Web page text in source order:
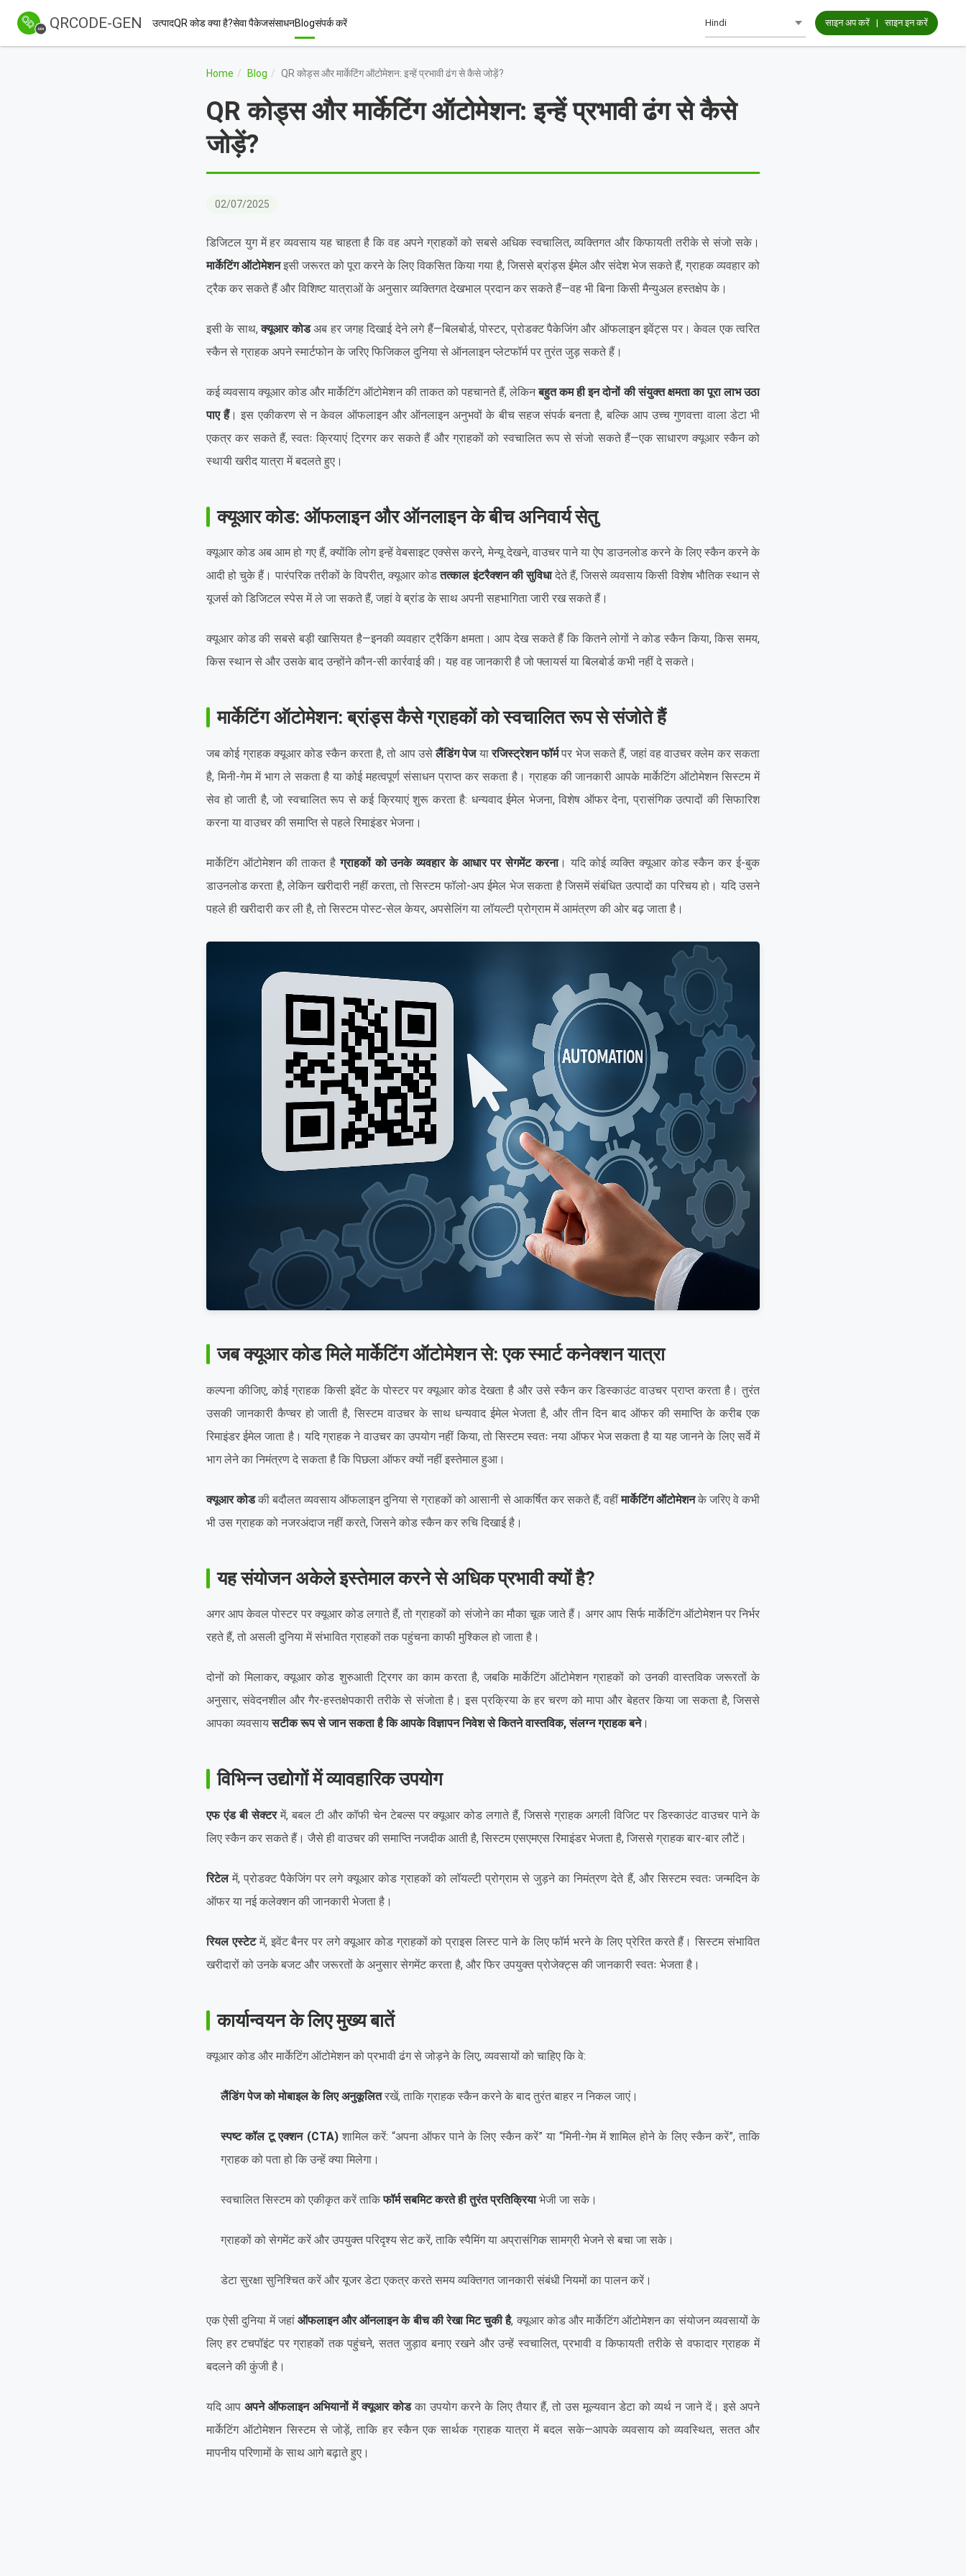
QRCODE-GEN उत्पादQR कोड क्या है?सेवा पैकेजसंसाधनBlogसंपर्क करें साइन अप करें |साइन इन करें
Home Blog QR कोड्स और मार्केटिंग ऑटोमेशन: इन्हें प्रभावी ढंग से कैसे जोड़ें?
QR कोड्स और मार्केटिंग ऑटोमेशन: इन्हें प्रभावी ढंग से कैसे
जोड़ें?
02/07/2025
डिजिटल युग में हर व्यवसाय यह चाहता है कि वह अपने ग्राहकों को सबसे अधिक स्वचालित, व्यक्तिगत और किफायती तरीके से संजो सके।
मार्केटिंग ऑटोमेशनइसी जरूरत को पूरा करने के लिए विकसित किया गया है, जिससे ब्रांड्स ईमेल और संदेश भेज सकते हैं, ग्राहक व्यवहार को
ट्रैक कर सकते हैं और विशिष्ट यात्राओं के अनुसार व्यक्तिगत देखभाल प्रदान कर सकते हैं—वह भी बिना किसी मैन्युअल हस्तक्षेप के।
इसी के साथ,क्यूआर कोडअब हर जगह दिखाई देने लगे हैं—बिलबोर्ड, पोस्टर, प्रोडक्ट पैकेजिंग और ऑफलाइन इवेंट्स पर। केवल एक त्वरित
स्कैन से ग्राहक अपने स्मार्टफोन के जरिए फिजिकल दुनिया से ऑनलाइन प्लेटफॉर्म पर तुरंत जुड़ सकते हैं।
कई व्यवसाय क्यूआर कोड और मार्केटिंग ऑटोमेशन की ताकत को पहचानते हैं, लेकिनबहुत कम ही इन दोनों की संयुक्त क्षमता का पूरा लाभ उठा
पाए हैं। इस एकीकरण से न केवल ऑफलाइन और ऑनलाइन अनुभवों के बीच सहज संपर्क बनता है, बल्कि आप उच्च गुणवत्ता वाला डेटा भी
एकत्र कर सकते हैं, स्वतः क्रियाएं ट्रिगर कर सकते हैं और ग्राहकों को स्वचालित रूप से संजो सकते हैं—एक साधारण क्यूआर स्कैन को
स्थायी खरीद यात्रा में बदलते हुए।
क्यूआर कोड: ऑफलाइन और ऑनलाइन के बीच अनिवार्य सेतु
क्यूआर कोड अब आम हो गए हैं, क्योंकि लोग इन्हें वेबसाइट एक्सेस करने, मेन्यू देखने, वाउचर पाने या ऐप डाउनलोड करने के लिए स्कैन करने के
आदी हो चुके हैं। पारंपरिक तरीकों के विपरीत, क्यूआर कोडतत्काल इंटरैक्शन की सुविधादेते हैं, जिससे व्यवसाय किसी विशेष भौतिक स्थान से
यूजर्स को डिजिटल स्पेस में ले जा सकते हैं, जहां वे ब्रांड के साथ अपनी सहभागिता जारी रख सकते हैं।
क्यूआर कोड की सबसे बड़ी खासियत है—इनकी व्यवहार ट्रैकिंग क्षमता। आप देख सकते हैं कि कितने लोगों ने कोड स्कैन किया, किस समय,
किस स्थान से और उसके बाद उन्होंने कौन-सी कार्रवाई की। यह वह जानकारी है जो फ्लायर्स या बिलबोर्ड कभी नहीं दे सकते।
मार्केटिंग ऑटोमेशन: ब्रांड्स कैसे ग्राहकों को स्वचालित रूप से संजोते हैं
जब कोई ग्राहक क्यूआर कोड स्कैन करता है, तो आप उसेलैंडिंग पेजयारजिस्ट्रेशन फॉर्मपर भेज सकते हैं, जहां वह वाउचर क्लेम कर सकता
है, मिनी-गेम में भाग ले सकता है या कोई महत्वपूर्ण संसाधन प्राप्त कर सकता है। ग्राहक की जानकारी आपके मार्केटिंग ऑटोमेशन सिस्टम में
सेव हो जाती है, जो स्वचालित रूप से कई क्रियाएं शुरू करता है: धन्यवाद ईमेल भेजना, विशेष ऑफर देना, प्रासंगिक उत्पादों की सिफारिश
करना या वाउचर की समाप्ति से पहले रिमाइंडर भेजना।
मार्केटिंग ऑटोमेशन की ताकत हैग्राहकों को उनके व्यवहार के आधार पर सेगमेंट करना। यदि कोई व्यक्ति क्यूआर कोड स्कैन कर ई-बुक
डाउनलोड करता है, लेकिन खरीदारी नहीं करता, तो सिस्टम फॉलो-अप ईमेल भेज सकता है जिसमें संबंधित उत्पादों का परिचय हो। यदि उसने
पहले ही खरीदारी कर ली है, तो सिस्टम पोस्ट-सेल केयर, अपसेलिंग या लॉयल्टी प्रोग्राम में आमंत्रण की ओर बढ़ जाता है।
जब क्यूआर कोड मिले मार्केटिंग ऑटोमेशन से: एक स्मार्ट कनेक्शन यात्रा
कल्पना कीजिए, कोई ग्राहक किसी इवेंट के पोस्टर पर क्यूआर कोड देखता है और उसे स्कैन कर डिस्काउंट वाउचर प्राप्त करता है। तुरंत
उसकी जानकारी कैप्चर हो जाती है, सिस्टम वाउचर के साथ धन्यवाद ईमेल भेजता है, और तीन दिन बाद ऑफर की समाप्ति के करीब एक
रिमाइंडर ईमेल जाता है। यदि ग्राहक ने वाउचर का उपयोग नहीं किया, तो सिस्टम स्वतः नया ऑफर भेज सकता है या यह जानने के लिए सर्वे में
भाग लेने का निमंत्रण दे सकता है कि पिछला ऑफर क्यों नहीं इस्तेमाल हुआ।
क्यूआर कोडकी बदौलत व्यवसाय ऑफलाइन दुनिया से ग्राहकों को आसानी से आकर्षित कर सकते हैं; वहींमार्केटिंग ऑटोमेशनके जरिए वे कभी
भी उस ग्राहक को नजरअंदाज नहीं करते, जिसने कोड स्कैन कर रुचि दिखाई है।
यह संयोजन अकेले इस्तेमाल करने से अधिक प्रभावी क्यों है?
अगर आप केवल पोस्टर पर क्यूआर कोड लगाते हैं, तो ग्राहकों को संजोने का मौका चूक जाते हैं। अगर आप सिर्फ मार्केटिंग ऑटोमेशन पर निर्भर
रहते हैं, तो असली दुनिया में संभावित ग्राहकों तक पहुंचना काफी मुश्किल हो जाता है।
दोनों को मिलाकर, क्यूआर कोड शुरुआती ट्रिगर का काम करता है, जबकि मार्केटिंग ऑटोमेशन ग्राहकों को उनकी वास्तविक जरूरतों के
अनुसार, संवेदनशील और गैर-हस्तक्षेपकारी तरीके से संजोता है। इस प्रक्रिया के हर चरण को मापा और बेहतर किया जा सकता है, जिससे
आपका व्यवसायसटीक रूप से जान सकता है कि आपके विज्ञापन निवेश से कितने वास्तविक, संलग्न ग्राहक बने।
विभिन्न उद्योगों में व्यावहारिक उपयोग
एफ एंड बी सेक्टरमें, बबल टी और कॉफी चेन टेबल्स पर क्यूआर कोड लगाते हैं, जिससे ग्राहक अगली विजिट पर डिस्काउंट वाउचर पाने के
लिए स्कैन कर सकते हैं। जैसे ही वाउचर की समाप्ति नजदीक आती है, सिस्टम एसएमएस रिमाइंडर भेजता है, जिससे ग्राहक बार-बार लौटें।
रिटेलमें, प्रोडक्ट पैकेजिंग पर लगे क्यूआर कोड ग्राहकों को लॉयल्टी प्रोग्राम से जुड़ने का निमंत्रण देते हैं, और सिस्टम स्वतः जन्मदिन के
ऑफर या नई कलेक्शन की जानकारी भेजता है।
रियल एस्टेटमें, इवेंट बैनर पर लगे क्यूआर कोड ग्राहकों को प्राइस लिस्ट पाने के लिए फॉर्म भरने के लिए प्रेरित करते हैं। सिस्टम संभावित
खरीदारों को उनके बजट और जरूरतों के अनुसार सेगमेंट करता है, और फिर उपयुक्त प्रोजेक्ट्स की जानकारी स्वतः भेजता है।
कार्यान्वयन के लिए मुख्य बातें
क्यूआर कोड और मार्केटिंग ऑटोमेशन को प्रभावी ढंग से जोड़ने के लिए, व्यवसायों को चाहिए कि वे:
लैंडिंग पेज को मोबाइल के लिए अनुकूलितरखें, ताकि ग्राहक स्कैन करने के बाद तुरंत बाहर न निकल जाएं।
स्पष्ट कॉल टू एक्शन (CTA)शामिल करें: “अपना ऑफर पाने के लिए स्कैन करें” या “मिनी-गेम में शामिल होने के लिए स्कैन करें”, ताकि
ग्राहक को पता हो कि उन्हें क्या मिलेगा।
स्वचालित सिस्टम को एकीकृत करें ताकिफॉर्म सबमिट करते ही तुरंत प्रतिक्रियाभेजी जा सके।
ग्राहकों को सेगमेंट करें और उपयुक्त परिदृश्य सेट करें, ताकि स्पैमिंग या अप्रासंगिक सामग्री भेजने से बचा जा सके।
डेटा सुरक्षा सुनिश्चित करें और यूजर डेटा एकत्र करते समय व्यक्तिगत जानकारी संबंधी नियमों का पालन करें।
एक ऐसी दुनिया में जहां ऑफलाइन और ऑनलाइन के बीच की रेखा मिट चुकी है, क्यूआर कोड और मार्केटिंग ऑटोमेशन का संयोजन व्यवसायों के
लिए हर टचपॉइंट पर ग्राहकों तक पहुंचने, सतत जुड़ाव बनाए रखने और उन्हें स्वचालित, प्रभावी व किफायती तरीके से वफादार ग्राहक में
बदलने की कुंजी है।
यदि आप अपने ऑफलाइन अभियानों में क्यूआर कोडका उपयोग करने के लिए तैयार हैं, तो उस मूल्यवान डेटा को व्यर्थ न जाने दें। इसे अपने
मार्केटिंग ऑटोमेशन सिस्टम से जोड़ें, ताकि हर स्कैन एक सार्थक ग्राहक यात्रा में बदल सके—आपके व्यवसाय को व्यवस्थित, सतत और
मापनीय परिणामों के साथ आगे बढ़ाते हुए।